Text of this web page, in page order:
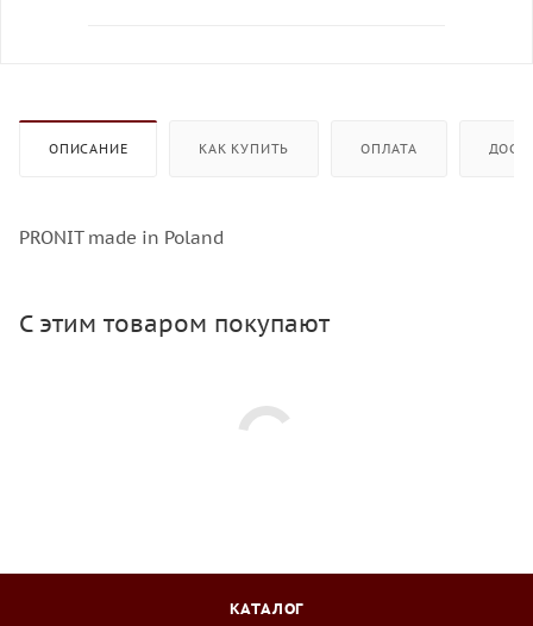
ОПИСАНИЕ КАК КУПИТЬ ОПЛАТА
PRONIT made in Poland
С этим товаром покупают
КАТАЛОГ